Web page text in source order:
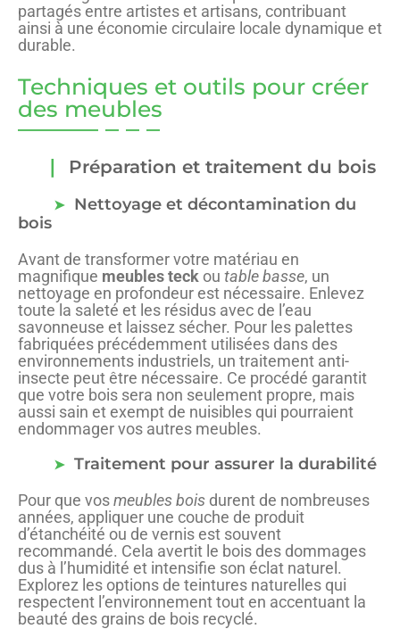
partagés entre artistes et artisans, contribuant
ainsi à une économie circulaire locale dynamique et
durable.
Techniques et outils pour créer
des meubles
Préparation et traitement du bois
Nettoyage et décontamination du
bois
Avant de transformer votre matériau en
magnifique meubles teck ou table basse, un
nettoyage en profondeur est nécessaire. Enlevez
toute la saleté et les résidus avec de l’eau
savonneuse et laissez sécher. Pour les palettes
fabriquées précédemment utilisées dans des
environnements industriels, un traitement anti-
insecte peut être nécessaire. Ce procédé garantit
que votre bois sera non seulement propre, mais
aussi sain et exempt de nuisibles qui pourraient
endommager vos autres meubles.
Traitement pour assurer la durabilité
Pour que vosmeubles bois durent de nombreuses
années, appliquer une couche de produit
d’étanchéité ou de vernis est souvent
recommandé. Cela avertit le bois des dommages
dus à l’humidité et intensifie son éclat naturel.
Explorez les options de teintures naturelles qui
respectent l’environnement tout en accentuant la
beauté des grains de bois recyclé.